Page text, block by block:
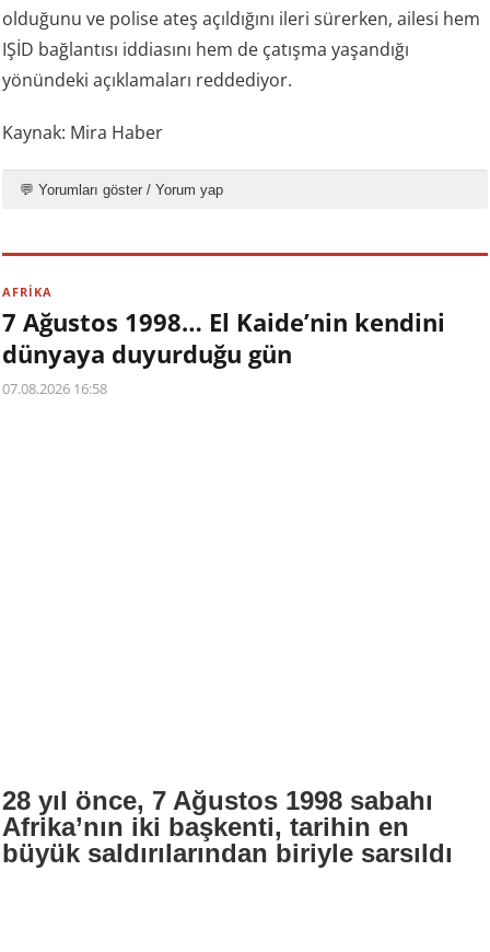
olduğunu ve polise ateş açıldığını ileri sürerken, ailesi hem
IŞİD bağlantısı iddiasını hem de çatışma yaşandığı
yönündeki açıklamaları reddediyor.
Kaynak: Mira Haber
💬 Yorumları göster / Yorum yap
AFRİKA
7 Ağustos 1998… El Kaide’nin kendini
dünyaya duyurduğu gün
07.08.2026 16:58
28 yıl önce, 7 Ağustos 1998 sabahı
Afrika’nın iki başkenti, tarihin en
büyük saldırılarından biriyle sarsıldı